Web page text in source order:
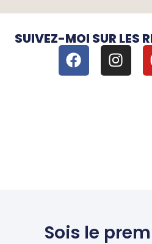
SUIVEZ-MOI SUR LES
Sois le